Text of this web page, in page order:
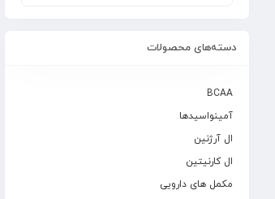
دسته‌های محصولات
BCAA
آمینواسیدها
ال آرژنین
ال کارنیتین
مکمل های دارویی